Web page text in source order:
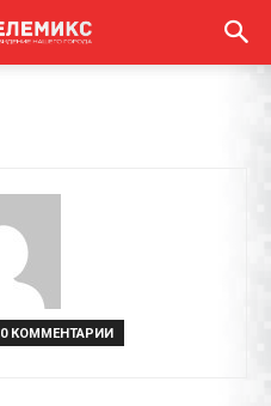
0 КОММЕНТАРИИ